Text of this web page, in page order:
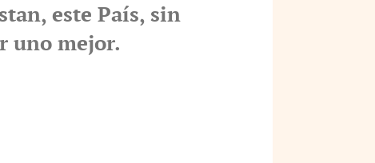
este País, sin
uno mejor.